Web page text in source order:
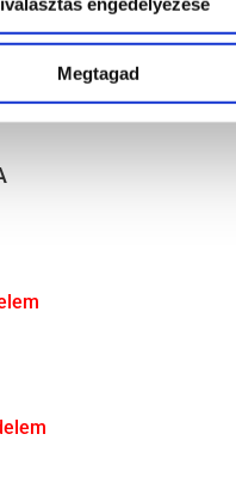
Megtagad
bővült
ügyvédjelölti